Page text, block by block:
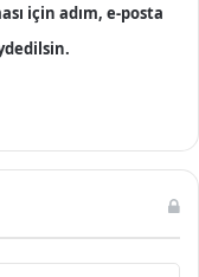
için adım, e-posta